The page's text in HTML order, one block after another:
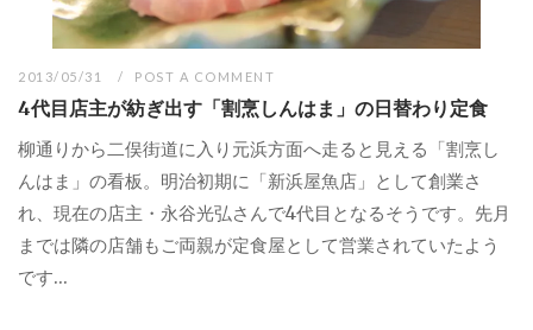
2013/05/31 POST A COMMENT
4代目店主が紡ぎ出す「割烹しんはま」の日替わり定食
柳通りから二俣街道に入り元浜方面へ走ると見える「割烹し
んはま」の看板。明治初期に「新浜屋魚店」として創業さ
れ、現在の店主・永谷光弘さんで4代目となるそうです。先月
までは隣の店舗もご両親が定食屋として営業されていたよう
です...